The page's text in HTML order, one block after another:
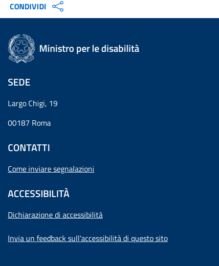
CONDIVIDI
Ministro per le disabilità
SEDE
Largo Chigi, 19
00187 Roma
CONTATTI
Come inviare segnalazioni
ACCESSIBILITÀ
Dichiarazione di accessibilità
Invia un feedback sull'accessibilità di questo sito